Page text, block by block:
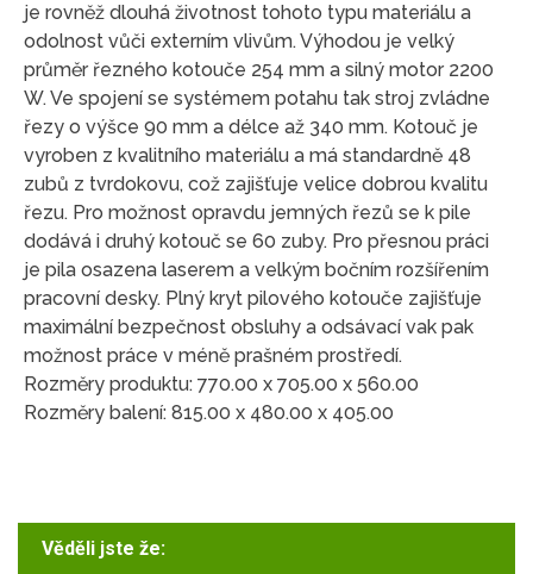
je rovněž dlouhá životnost tohoto typu materiálu a
odolnost vůči externím vlivům. Výhodou je velký
průměr řezného kotouče 254 mm a silný motor 2200
W. Ve spojení se systémem potahu tak stroj zvládne
řezy o výšce 90 mm a délce až 340 mm. Kotouč je
vyroben z kvalitního materiálu a má standardně 48
zubů z tvrdokovu, což zajišťuje velice dobrou kvalitu
řezu. Pro možnost opravdu jemných řezů se k pile
dodává i druhý kotouč se 60 zuby. Pro přesnou práci
je pila osazena laserem a velkým bočním rozšířením
pracovní desky. Plný kryt pilového kotouče zajišťuje
maximální bezpečnost obsluhy a odsávací vak pak
možnost práce v méně prašném prostředí.
Rozměry produktu: 770.00 x 705.00 x 560.00
Rozměry balení: 815.00 x 480.00 x 405.00
Věděli jste že: